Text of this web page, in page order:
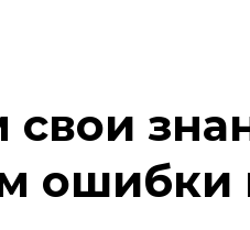
ошибки